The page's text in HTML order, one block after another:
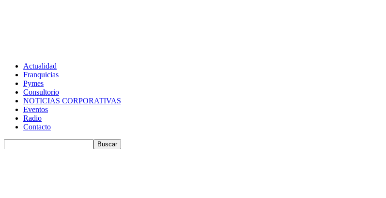
Actualidad
Franquicias
Pymes
Consultorio
NOTICIAS CORPORATIVAS
Eventos
Radio
Contacto